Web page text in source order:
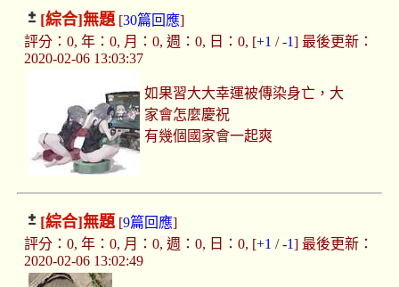
[綜合]無題[30篇回應]
評分：0, 年：0, 月：0, 週：0, 日：0, [+1 /-1] 最後更新：
2020-02-06 13:03:37
如果習大大幸運被傳染身亡，大
家會怎麼慶祝
有幾個國家會一起爽
[綜合]無題[9篇回應]
評分：0, 年：0, 月：0, 週：0, 日：0, [+1 /-1] 最後更新：
2020-02-06 13:02:49